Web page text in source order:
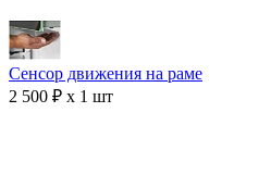
Сенсор движения на раме
2 500 ₽ x 1 шт